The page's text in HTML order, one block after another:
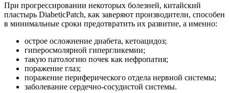
При прогрессировании некоторых болезней, китайский
пластырь DiabeticPatch, как заверяют производители, способен
в минимальные сроки предотвратить их развитие, а именно:
острое осложнение диабета, кетоацидоз;
гиперосмолярной гипергликемии;
такую патологию почек как нефропатия;
поражение глаз;
поражение периферического отдела нервной системы;
заболевание сердечно-сосудистой системы.